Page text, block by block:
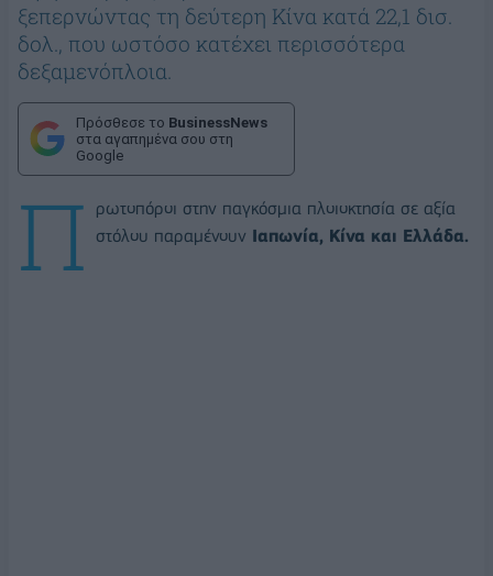
ξεπερνώντας τη δεύτερη Κίνα κατά 22,1 δισ.
δολ., που ωστόσο κατέχει περισσότερα
δεξαμενόπλοια.
Πρόσθεσε το BusinessNews
στα αγαπημένα σου στη
Google
Π
ρωτοπόροι στην παγκόσμια πλοιοκτησία σε αξία
στόλου παραμένουν Ιαπωνία, Κίνα και Ελλάδα.